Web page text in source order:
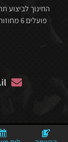
החינוך לביצוע
פועלים 6 מחוזות: דרום, מרכז, ירושלים, תל אביב, חיפה וצפון.
MediaStudio